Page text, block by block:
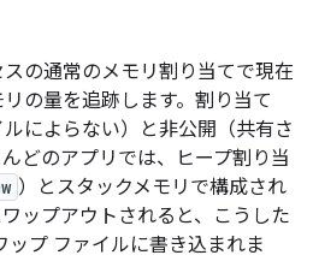
の通常のメモリ割り当てで現在
の量を追跡します。割り当て
によらない）と非公開（共有さ
どのアプリでは、ヒープ割り当
）とスタックメモリで構成され
ップアウトされると、こうした
プ ファイルに書き込まれま